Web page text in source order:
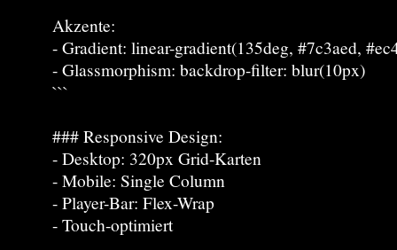
Akzente:
- Gradient: linear-gradient(135deg, #7c3aed,
- Glassmorphism: backdrop-filter: blur(10px)
```
### Responsive Design:
- Desktop: 320px Grid-Karten
- Mobile: Single Column
- Player-Bar: Flex-Wrap
- Touch-optimiert